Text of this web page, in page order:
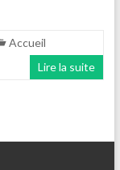
Accueil
Lire la suite